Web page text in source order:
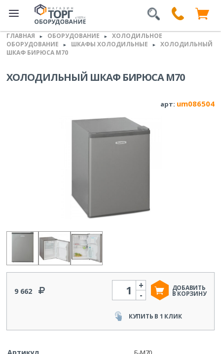
ГЛАВНАЯ ► ОБОРУДОВАНИЕ ►
ХОЛОДИЛЬНОЕ
ОБОРУДОВАНИЕ
► ШКАФЫ ХОЛОДИЛЬНЫЕ ►
ХОЛОДИЛЬНЫЙ
ШКАФ БИРЮСА M70
ХОЛОДИЛЬНЫЙ ШКАФ БИРЮСА M70
арт: um086504
9 662
Количество
-
+ ДОБАВИТЬ
В КОРЗИНУ
КУПИТЬ В 1 КЛИК